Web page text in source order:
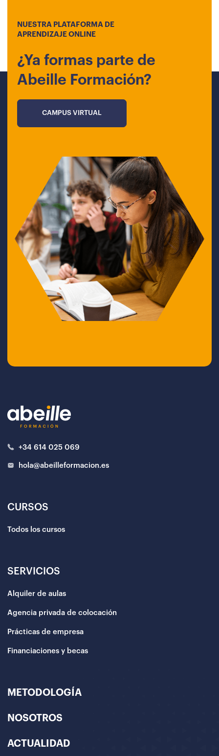
NUESTRA PLATAFORMA DE
APRENDIZAJE ONLINE
¿Ya formas parte de
Abeille Formación?
CAMPUS VIRTUAL
+34 614 025 069
hola@abeilleformacion.es
CURSOS
Todos los cursos
SERVICIOS
Alquiler de aulas
Agencia privada de colocación
Prácticas de empresa
Financiaciones y becas
METODOLOGÍA
NOSOTROS
ACTUALIDAD